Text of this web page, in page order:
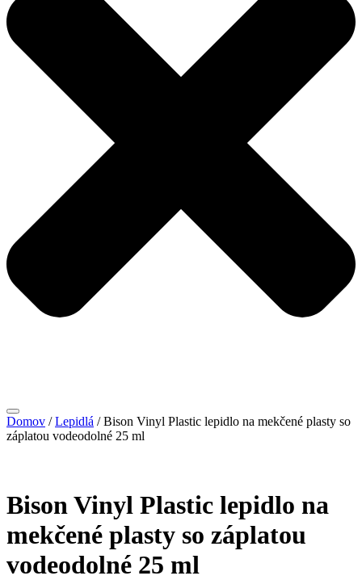
Domov /Lepidlá / Bison Vinyl Plastic lepidlo na mekčené plasty so
záplatou vodeodolné 25 ml
Bison Vinyl Plastic lepidlo na
mekčené plasty so záplatou
vodeodolné 25 ml